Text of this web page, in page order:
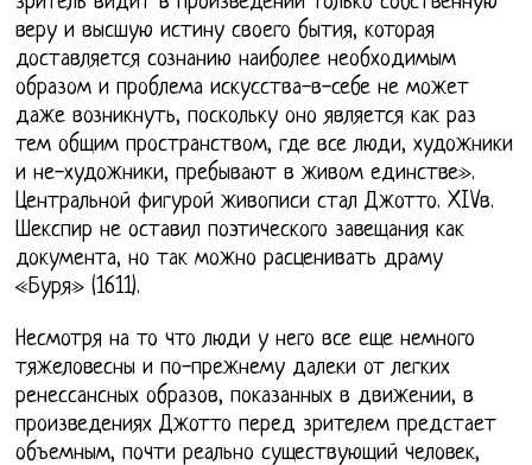
веру и высшую истину своего бытия, которая
доставляется сознанию наиболее необходимым
образом и проблема искусства-в-себе не может
даже возникнуть, поскольку оно является как раз
тем общим пространством, где все люди, художники
и не-художники, пребывают в живом единстве».
Центральной фигурой живописи стал Джотто. XIVв.
Шекспир не оставил поэтического завещания как
документа, но так можно расценивать драму
«Буря» (1611).
Несмотря на то что люди у него все еще немного
тяжеловесны и по-прежнему далеки от легких
ренессансных образов, показанных в движении, в
произведениях Джотто перед зрителем предстает
объемным, почти реально существующий человек,